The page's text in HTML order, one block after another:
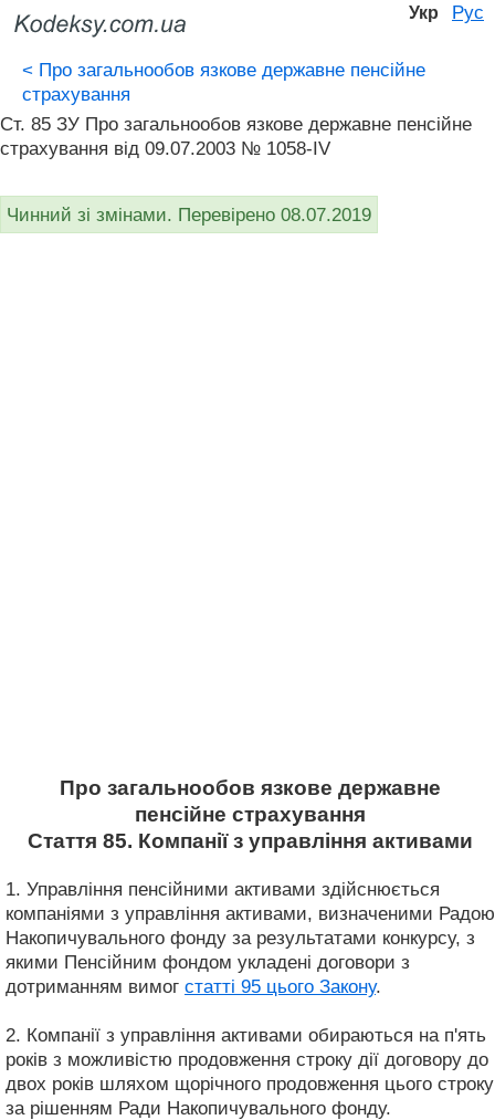
Укр Рус
< Про загальнообов язкове державне пенсійне
страхування
Ст. 85 ЗУ Про загальнообов язкове державне пенсійне
страхування від 09.07.2003 № 1058-IV
Чинний зі змінами. Перевірено 08.07.2019
Про загальнообов язкове державне
пенсійне страхування
Стаття 85. Компанії з управління активами
1. Управління пенсійними активами здійснюється
компаніями з управління активами, визначеними Радою
Накопичувального фонду за результатами конкурсу, з
якими Пенсійним фондом укладені договори з
дотриманням вимог статті 95 цього Закону.
2. Компанії з управління активами обираються на п'ять
років з можливістю продовження строку дії договору до
двох років шляхом щорічного продовження цього строку
за рішенням Ради Накопичувального фонду.